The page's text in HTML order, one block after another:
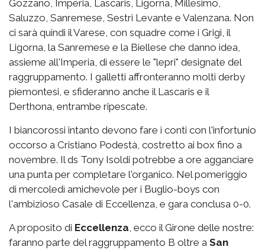
Gozzano, Imperia, Lascaris, Ligorna, Millesimo,
Saluzzo, Sanremese, Sestri Levante e Valenzana. Non
ci sarà quindi il Varese, con squadre come i Grigi, il
Ligorna, la Sanremese e la Biellese che danno idea,
assieme all'Imperia, di essere le "lepri" designate del
raggruppamento. I galletti affronteranno molti derby
piemontesi, e sfideranno anche il Lascaris e il
Derthona, entrambe ripescate.
I biancorossi intanto devono fare i conti con l'infortunio
occorso a Cristiano Podestà, costretto ai box fino a
novembre. Il ds Tony Isoldi potrebbe a ore agganciare
una punta per completare l'organico. Nel pomeriggio
di mercoledì amichevole per i Buglio-boys con
l'ambizioso Casale di Eccellenza, e gara conclusa 0-0.
A proposito di Eccellenza , ecco il Girone delle nostre:
faranno parte del raggruppamento B oltre a San